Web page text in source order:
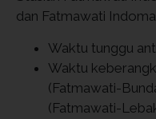
dan Fatmawati
Waktu tunggu
Waktu
(Fatmawati-
(Fatmawati-